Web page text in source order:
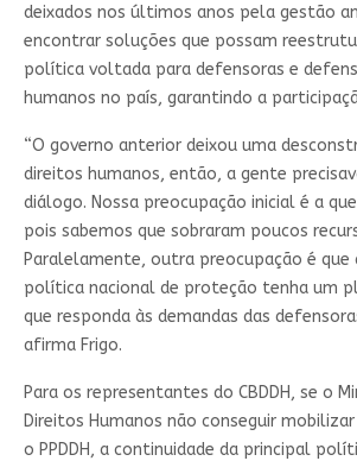
deixados nos últimos anos pela gestão
encontrar soluções que possam
política voltada para defensoras e
humanos no país, garantindo a
“O governo anterior deixou uma
direitos humanos, então, a gente
diálogo. Nossa preocupação inicial é a
pois sabemos que sobraram poucos
Paralelamente, outra preocupação é que
política nacional de proteção tenha um
que responda às demandas das
afirma Frigo.
Para os representantes do CBDDH, se o
Direitos Humanos não conseguir
o PPDDH, a continuidade da principal